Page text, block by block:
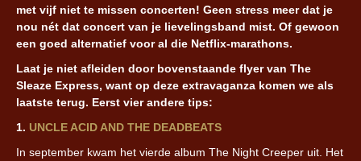
met vijf niet te missen concerten! Geen stress meer dat je
nou nét dat concert van je lievelingsband mist. Of gewoon
een goed alternatief voor al die Netflix-marathons.
Laat je niet afleiden door bovenstaande flyer van The
Sleaze Express, want op deze extravaganza komen we als
laatste terug. Eerst vier andere tips:
1. UNCLE ACID AND THE DEADBEATS
In september kwam het vierde album The Night Creeper uit. Het